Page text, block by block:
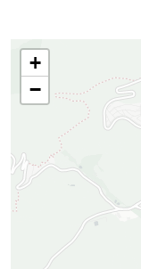
+
−